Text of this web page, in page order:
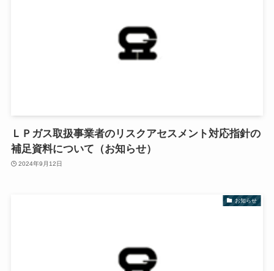
ＬＰガス取扱事業者のリスクアセスメント対応指針の
補足資料について（お知らせ）
2024年9月12日
お知らせ